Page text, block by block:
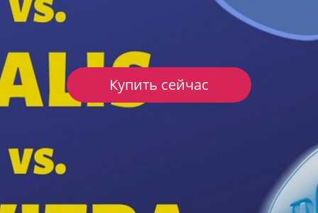
Купить сейчас